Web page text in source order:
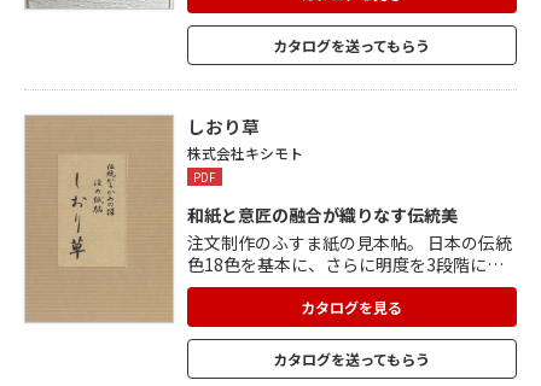
らかい表情をよりいっそう引き立てていま
す。 1枚1枚手で漉き、色付けをしているた
め 質感や色合いが微妙に異なりますが、 こ
カタログを送ってもらう
しおり草
株式会社キシモト
PDF
和紙と意匠の融合が織りなす伝統美
注文制作のふすま紙の見本帖。 日本の伝統
色18色を基本に、さらに明度を3段階に分
けて合計54色の染め色をご用意。 掲載され
ているいずれの和紙にも染め色54色を染め
付けることができます。 染め紙を下地に
「雲母摺り」「刷毛ぼかし染め」「金銀泥
引き」「金銀砂子」など、多彩な加飾技法
カタログを見る
カタログを送ってもらう